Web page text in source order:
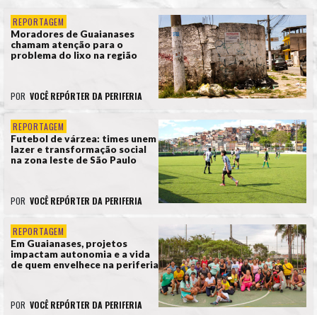
REPORTAGEM
Moradores de Guaianases
chamam atenção para o
problema do lixo na região
POR VOCÊ REPÓRTER DA PERIFERIA
REPORTAGEM
Futebol de várzea: times unem
lazer e transformação social
na zona leste de São Paulo
POR VOCÊ REPÓRTER DA PERIFERIA
REPORTAGEM
Em Guaianases, projetos
impactam autonomia e a vida
de quem envelhece na periferia
POR VOCÊ REPÓRTER DA PERIFERIA